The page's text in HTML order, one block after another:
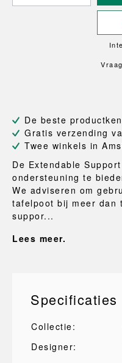
De beste
Gratis verzending
Twee winkels in
De Extendable
ondersteuning te
We adviseren om
tafelpoot bij meer dan
suppor...
Lees meer.
Specificaties
Collectie:
Designer: